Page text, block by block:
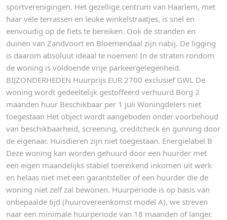
sportverenigingen. Het gezellige centrum van Haarlem, met
haar vele terrassen en leuke winkelstraatjes, is snel en
eenvoudig op de fiets te bereiken. Ook de stranden en
duinen van Zandvoort en Bloemendaal zijn nabij. De ligging
is daarom absoluut ideaal te noemen! In de straten rondom
de woning is voldoende vrije parkeergelegenheid.
BIJZONDERHEDEN Huurprijs EUR 2700 exclusief GWL De
woning wordt gedeeltelijk gestoffeerd verhuurd Borg 2
maanden huur Beschikbaar per 1 juli Woningdelers niet
toegestaan Het object wordt aangeboden onder voorbehoud
van beschikbaarheid, screening, creditcheck en gunning door
de eigenaar. Huisdieren zijn niet toegestaan. Energielabel B
Deze woning kan worden gehuurd door een huurder met
een eigen maandelijks stabiel toereikend inkomen uit werk
en helaas niet met een garantsteller of een huurder die de
woning niet zelf zal bewonen. Huurperiode is op basis van
onbepaalde tijd (huurovereenkomst model A), we streven
naar een minimale huurperiode van 18 maanden of langer.